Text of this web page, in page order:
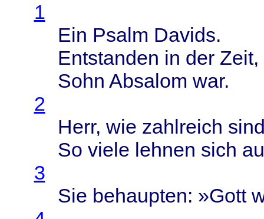
1
Ein Psalm Davids.
Entstanden in der Zeit,
Sohn Absalom war.
2
Herr, wie zahlreich
So viele lehnen sich
3
Sie behaupten: »Gott